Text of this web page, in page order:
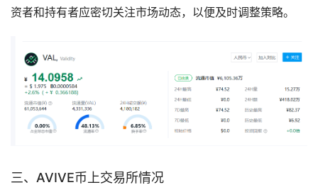
资者和持有者应密切关注市场动态，以便及时调整策略。
三、AVIVE币上交易所情况